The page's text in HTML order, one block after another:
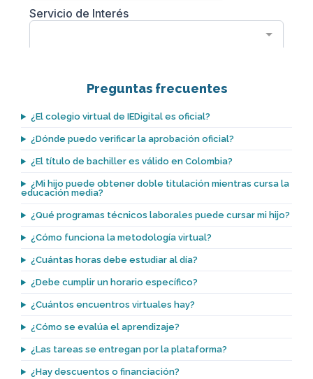
Preguntas frecuentes
¿El colegio virtual de IEDigital es oficial?
¿Dónde puedo verificar la aprobación oficial?
¿El título de bachiller es válido en Colombia?
¿Mi hijo puede obtener doble titulación mientras cursa la
educación media?
¿Qué programas técnicos laborales puede cursar mi hijo?
¿Cómo funciona la metodología virtual?
¿Cuántas horas debe estudiar al día?
¿Debe cumplir un horario específico?
¿Cuántos encuentros virtuales hay?
¿Cómo se evalúa el aprendizaje?
¿Las tareas se entregan por la plataforma?
¿Hay descuentos o financiación?